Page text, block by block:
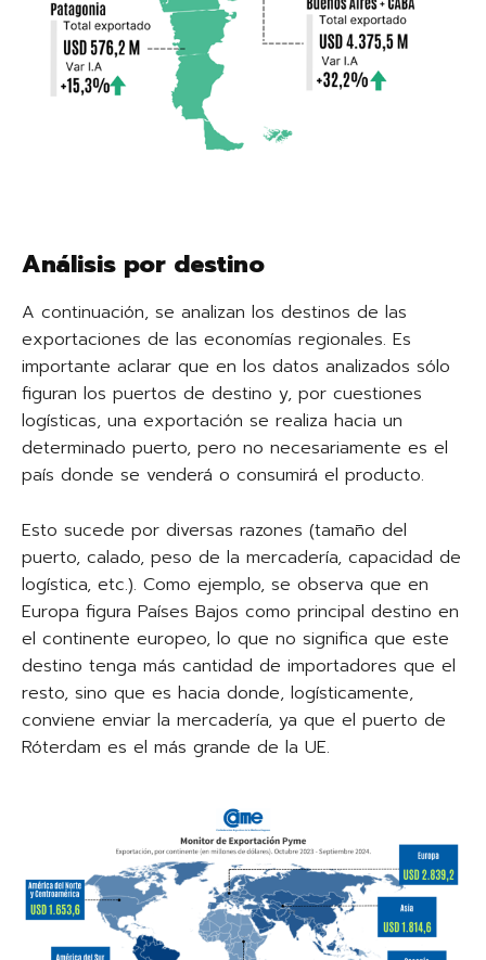
Análisis por destino
A continuación, se analizan los destinos de las
exportaciones de las economías regionales. Es
importante aclarar que en los datos analizados sólo
figuran los puertos de destino y, por cuestiones
logísticas, una exportación se realiza hacia un
determinado puerto, pero no necesariamente es el
país donde se venderá o consumirá el producto.
Esto sucede por diversas razones (tamaño del
puerto, calado, peso de la mercadería, capacidad de
logística, etc.). Como ejemplo, se observa que en
Europa figura Países Bajos como principal destino en
el continente europeo, lo que no significa que este
destino tenga más cantidad de importadores que el
resto, sino que es hacia donde, logísticamente,
conviene enviar la mercadería, ya que el puerto de
Róterdam es el más grande de la UE.